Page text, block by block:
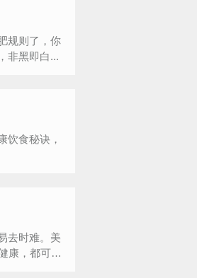
规则了，你
非黑即白...
饮食秘诀，
去时难。美
康，都可以